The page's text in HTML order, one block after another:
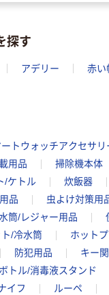
探す
アデリー 赤い
トウォッチアクセサリ
用品 掃除機本体
/ケトル 炊飯器
品 虫よけ対策用
筒/レジャー用品
/冷水筒 ホット
防犯用品 キー
トル/消毒液スタンド
イフ ルーペ